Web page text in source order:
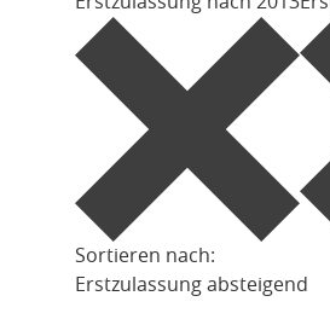
Sortieren nach:
Erstzulassung absteigend